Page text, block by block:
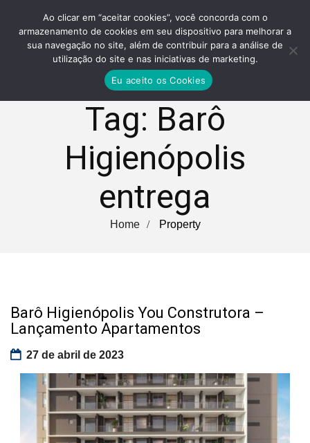
Tag: Barô
Higienópolis
entrega
Home Property
Barô Higienópolis You Construtora –
Lançamento Apartamentos
27 de abril de 2023
Ao clicar em “aceitar cookies”, você concorda com o
armazenamento de cookies em seu dispositivo para melhorar a
sua navegação no site, além de contribuir para a análise de
utilização do site e nas iniciativas de marketing.
Eu aceito os Cookies